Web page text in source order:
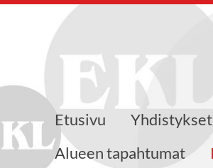
Etusivu Yhdistykset
Alueen tapahtumat